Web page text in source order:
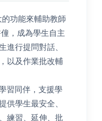
功能來輔助教師
，成為學生自主
進行提問對話、
以及作業批改輔
習同伴，支援學
供學生最安全、
練習、延伸、批